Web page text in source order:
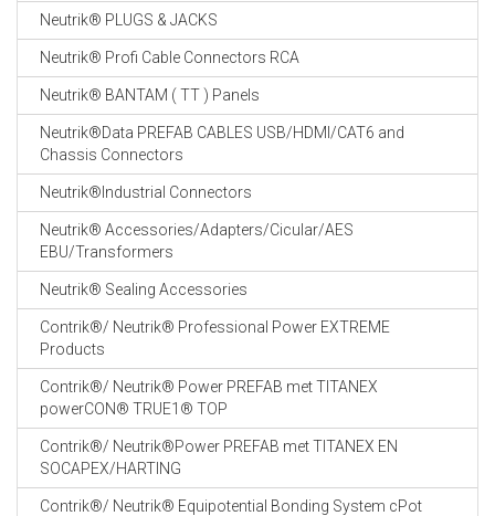
19" RACKS
EN
TOEBEHOREN
CABLE EQUIPEMENTS
Neutrik® PLUGS & JACKS
Neutrik® Profi Cable Connectors RCA
Neutrik® BANTAM ( TT ) Panels
Neutrik®Data PREFAB CABLES USB/HDMI/CAT6 and
Chassis Connectors
Neutrik®Industrial Connectors
Neutrik® Accessories/Adapters/Cicular/AES
EBU/Transformers
Neutrik® Sealing Accessories
Contrik®/ Neutrik® Professional Power EXTREME
Products
Contrik®/ Neutrik® Power PREFAB met TITANEX
powerCON® TRUE1® TOP
Contrik®/ Neutrik®Power PREFAB met TITANEX EN
SOCAPEX/HARTING
Contrik®/ Neutrik® Equipotential Bonding System cPot